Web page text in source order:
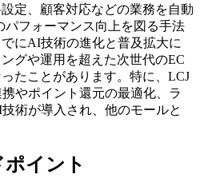
定、顧客対応などの業務を自動
パフォーマンス向上を図る手法
にAI技術の進化と普及拡大に
グや運用を超えた次世代のEC
たことがあります。特に、LCJ
やポイント還元の最適化、ラ
術が導入され、他のモールと
ポイント